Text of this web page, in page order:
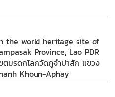
the world heritage site of
Province, Lao PDR
ตมรดกโลกวัดภูจำปาสัก แขวง
Khoun-Aphay